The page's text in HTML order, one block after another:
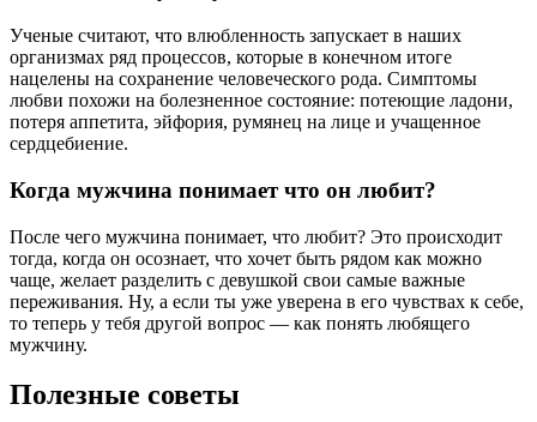
Ученые считают, что влюбленность запускает в наших
организмах ряд процессов, которые в конечном итоге
нацелены на сохранение человеческого рода. Симптомы
любви похожи на болезненное состояние: потеющие ладони,
потеря аппетита, эйфория, румянец на лице и учащенное
сердцебиение.
Когда мужчина понимает что он любит?
После чего мужчина понимает, что любит? Это происходит
тогда, когда он осознает, что хочет быть рядом как можно
чаще, желает разделить с девушкой свои самые важные
переживания. Ну, а если ты уже уверена в его чувствах к себе,
то теперь у тебя другой вопрос — как понять любящего
мужчину.
Полезные советы